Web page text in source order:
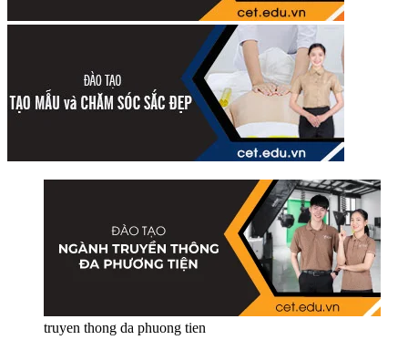
truyen thong da phuong tien